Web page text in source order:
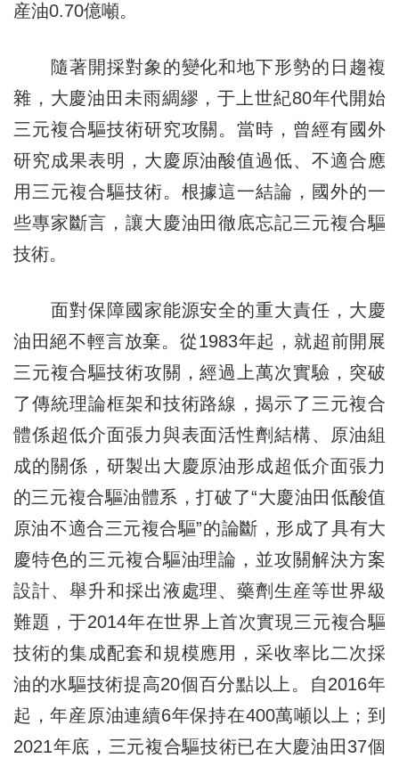
産油0.70億噸。
隨著開採對象的變化和地下形勢的日趨複
雜，大慶油田未雨綢繆，于上世紀80年代開始
三元複合驅技術研究攻關。當時，曾經有國外
研究成果表明，大慶原油酸值過低、不適合應
用三元複合驅技術。根據這一結論，國外的一
些專家斷言，讓大慶油田徹底忘記三元複合驅
技術。
面對保障國家能源安全的重大責任，大慶
油田絕不輕言放棄。從1983年起，就超前開展
三元複合驅技術攻關，經過上萬次實驗，突破
了傳統理論框架和技術路線，揭示了三元複合
體係超低介面張力與表面活性劑結構、原油組
成的關係，研製出大慶原油形成超低介面張力
的三元複合驅油體系，打破了“大慶油田低酸值
原油不適合三元複合驅”的論斷，形成了具有大
慶特色的三元複合驅油理論，並攻關解決方案
設計、舉升和採出液處理、藥劑生産等世界級
難題，于2014年在世界上首次實現三元複合驅
技術的集成配套和規模應用，采收率比二次採
油的水驅技術提高20個百分點以上。自2016年
起，年産原油連續6年保持在400萬噸以上；到
2021年底，三元複合驅技術已在大慶油田37個